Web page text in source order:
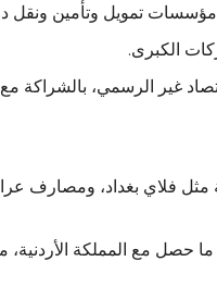
تمويل وتأمين ونقل
الكبرى.
غير الرسمي، بالشراكة
فلاي بغداد، ومصارف
ما حصل مع المملكة